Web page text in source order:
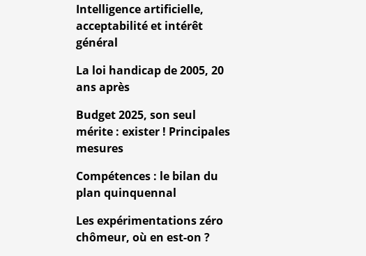
Intelligence artificielle,
acceptabilité et intérêt
général
La loi handicap de 2005, 20
ans après
Budget 2025, son seul
mérite : exister ! Principales
mesures
Compétences : le bilan du
plan quinquennal
Les expérimentations zéro
chômeur, où en est-on ?